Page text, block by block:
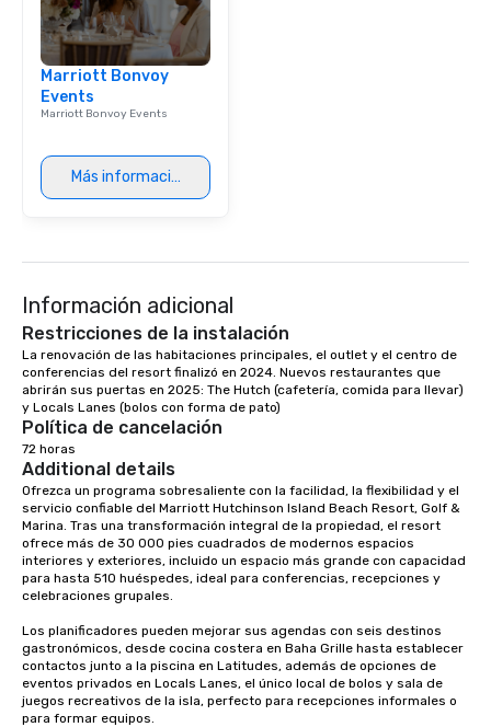
Marriott Bonvoy
Events
Marriott Bonvoy Events
Más información
Información adicional
Restricciones de la instalación
La renovación de las habitaciones principales, el outlet y el centro de
conferencias del resort finalizó en 2024. Nuevos restaurantes que
abrirán sus puertas en 2025: The Hutch (cafetería, comida para llevar)
y Locals Lanes (bolos con forma de pato)
Política de cancelación
72 horas
Additional details
Ofrezca un programa sobresaliente con la facilidad, la flexibilidad y el
servicio confiable del Marriott Hutchinson Island Beach Resort, Golf &
Marina. Tras una transformación integral de la propiedad, el resort
ofrece más de 30 000 pies cuadrados de modernos espacios
interiores y exteriores, incluido un espacio más grande con capacidad
para hasta 510 huéspedes, ideal para conferencias, recepciones y
celebraciones grupales.
Los planificadores pueden mejorar sus agendas con seis destinos
gastronómicos, desde cocina costera en Baha Grille hasta establecer
contactos junto a la piscina en Latitudes, además de opciones de
eventos privados en Locals Lanes, el único local de bolos y sala de
juegos recreativos de la isla, perfecto para recepciones informales o
para formar equipos.